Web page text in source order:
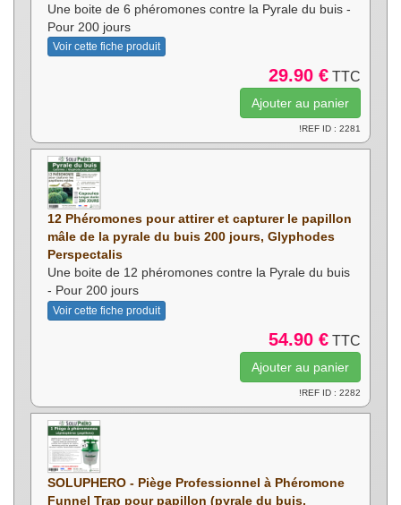
Une boite de 6 phéromones contre la Pyrale du buis -
Pour 200 jours
Voir cette fiche produit
29.90 € TTC
!REF ID : 2281
12 Phéromones pour attirer et capturer le papillon
mâle de la pyrale du buis 200 jours, Glyphodes
Perspectalis
Une boite de 12 phéromones contre la Pyrale du buis
- Pour 200 jours
Voir cette fiche produit
54.90 € TTC
!REF ID : 2282
SOLUPHERO - Piège Professionnel à Phéromone
Funnel Trap pour papillon (pyrale du buis,